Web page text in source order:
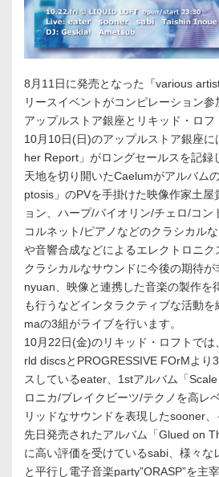
8月11日に発売となった『various
リースイベントがコンピレーション参
アップルストア銀座とリキッド・ロフ
10月10日(日)のアップルストア銀座
her Report」がロングセールスを記録
天地を切り開いたCaelumがアルバム
ptosis」のPVを手掛けた映像作家土屋
ョン、ハープ/バイオリン/チェロ/コ
コルネット/ピアノなどのクラシカル
や音響合成などによるエレクトロニク
クラシカルなサウンドに今後の期待
nyuan、映像と連携した音楽の製作を
も行うなどインタラクティブな活動
maの3組がライブを行います。
10月22日(金)のリキッド・ロフトで
rld discsとPROGRESSIVE FOrMより
スしているeater、1stアルバム「
ロニカ/ブレイクビーツ/テクノを高レ
リッドなサウンドを表現したsooner
先日発売されたアルバム「Glued on
に高い評価を受けているsabi、様々な
と平行し電子音楽party”ORASP”を主